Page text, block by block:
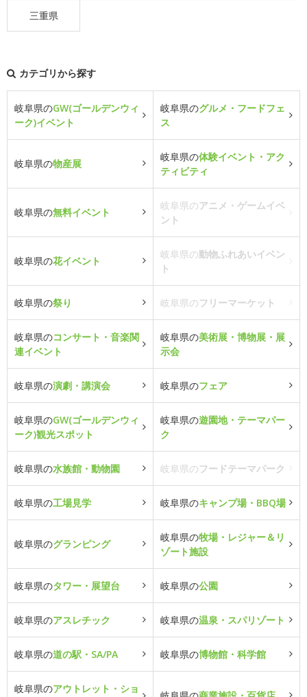
三重県
カテゴリから探す
岐阜県のGW(ゴールデンウィ
ーク)イベント
岐阜県のグルメ・フードフェ
ス
岐阜県の物産展
岐阜県の体験イベント・アク
ティビティ
岐阜県の無料イベント
岐阜県のアニメ・ゲームイベ
ント
岐阜県の花イベント
岐阜県の動物ふれあいイベン
ト
岐阜県の祭り 岐阜県のフリーマーケット
岐阜県のコンサート・音楽関
連イベント
岐阜県の美術展・博物展・展
示会
岐阜県の演劇・講演会 岐阜県のフェア
岐阜県のGW(ゴールデンウィ
ーク)観光スポット
岐阜県の遊園地・テーマパー
ク
岐阜県の水族館・動物園 岐阜県のフードテーマパーク
岐阜県の工場見学 岐阜県のキャンプ場・BBQ場
岐阜県のグランピング
岐阜県の牧場・レジャー＆リ
ゾート施設
岐阜県のタワー・展望台 岐阜県の公園
岐阜県のアスレチック 岐阜県の温泉・スパリゾート
岐阜県の道の駅・SA/PA 岐阜県の博物館・科学館
岐阜県のアウトレット・ショ